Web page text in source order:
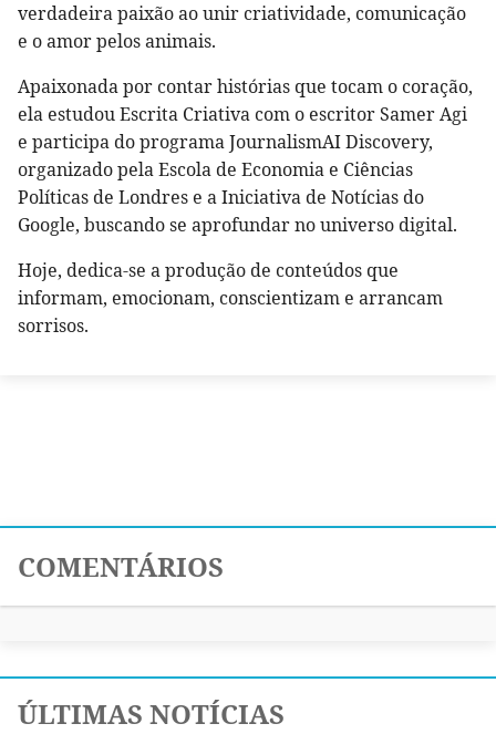
verdadeira paixão ao unir criatividade, comunicação
e o amor pelos animais.
Apaixonada por contar histórias que tocam o coração,
ela estudou Escrita Criativa com o escritor Samer Agi
e participa do programa JournalismAI Discovery,
organizado pela Escola de Economia e Ciências
Políticas de Londres e a Iniciativa de Notícias do
Google, buscando se aprofundar no universo digital.
Hoje, dedica-se a produção de conteúdos que
informam, emocionam, conscientizam e arrancam
sorrisos.
COMENTÁRIOS
ÚLTIMAS NOTÍCIAS